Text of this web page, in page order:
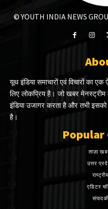
© YOUTH INDIA NEWS
यूथ इंडिया समाचारों एवं विचारों का
लिए लोकप्रिय है। जो खबर
इंडिया उजागर करता है और तभी
है।
Popular
ताज़ा
उत्तर
एडिटर